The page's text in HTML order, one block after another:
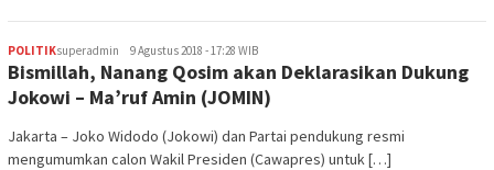
POLITIKsuperadmin 9 Agustus 2018 - 17:28 WIB
Bismillah, Nanang Qosim akan Deklarasikan Dukung
Jokowi – Ma’ruf Amin (JOMIN)
Jakarta – Joko Widodo (Jokowi) dan Partai pendukung resmi
mengumumkan calon Wakil Presiden (Cawapres) untuk […]